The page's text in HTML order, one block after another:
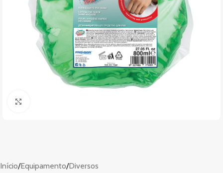
Início/Equipamento/Diversos